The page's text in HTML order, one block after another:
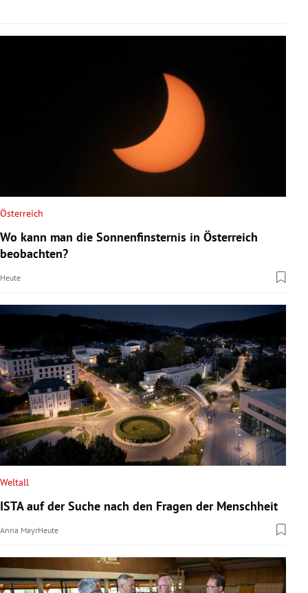
Österreich
Wo kann man die Sonnenfinsternis in Österreich
beobachten?
Heute
Weltall
ISTA auf der Suche nach den Fragen der Menschheit
Anna MayrHeute